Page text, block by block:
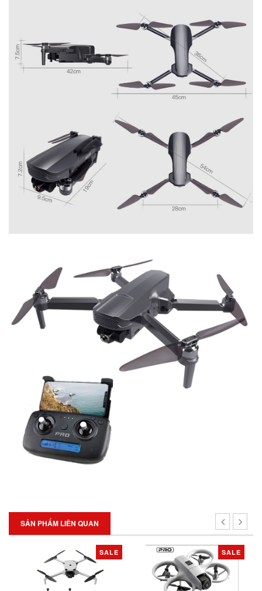
SẢN PHẨM LIÊN QUAN
SALE SALE